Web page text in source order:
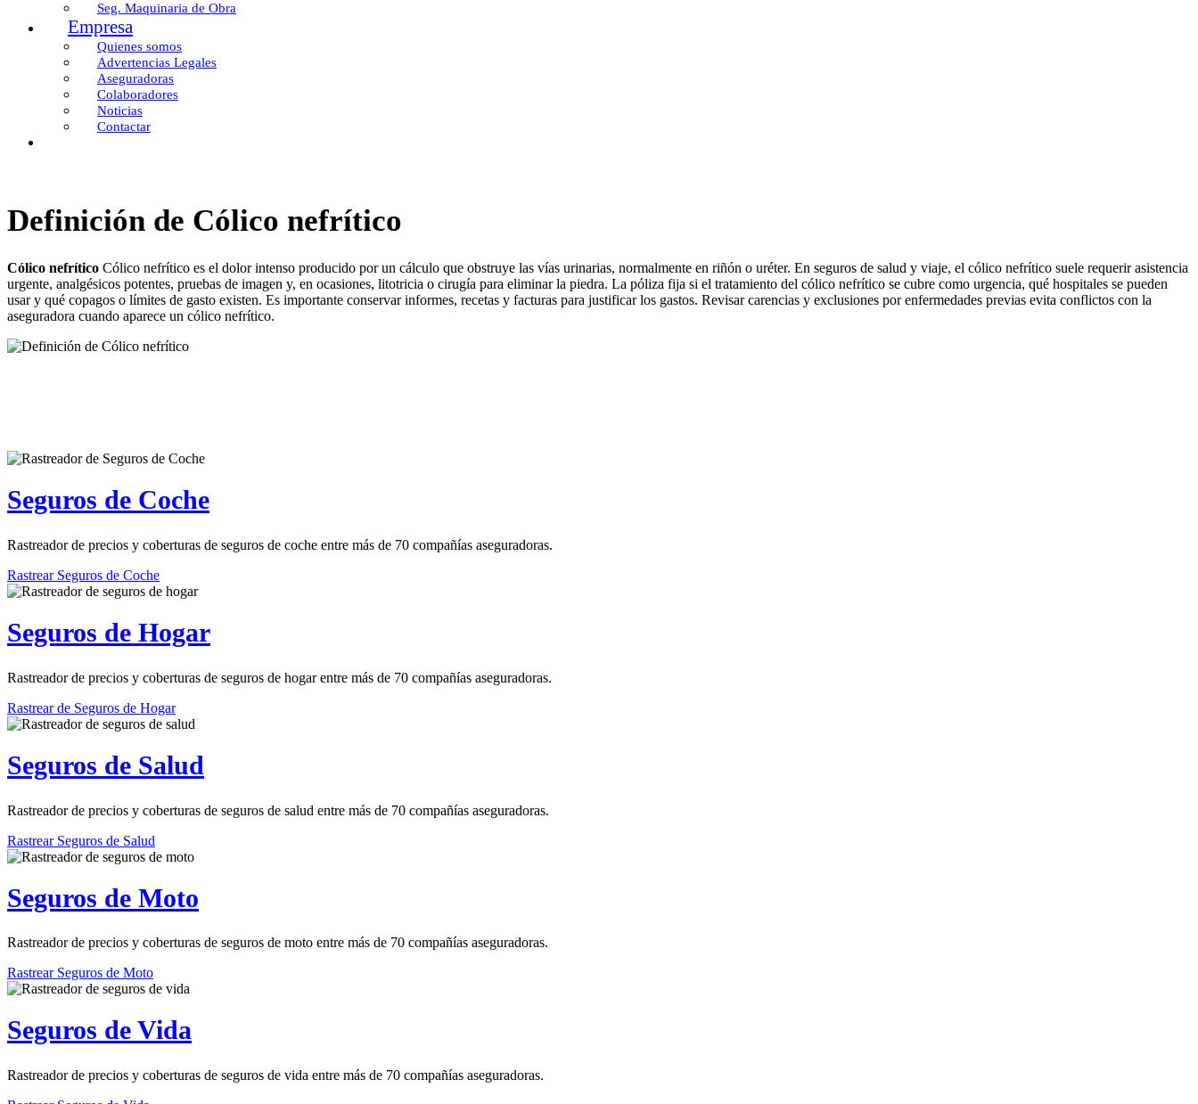
Seg. Maquinaria de Obra
Empresa
Quienes somos
Advertencias Legales
Aseguradoras
Colaboradores
Noticias
Contactar
Definición de Cólico nefrítico
Cólico nefrítico Cólico nefrítico es el dolor intenso producido por un cálculo que obstruye las vías urinarias, normalmente en riñón o uréter. En seguros de salud y viaje, el cólico nefrítico suele requerir asistencia
urgente, analgésicos potentes, pruebas de imagen y, en ocasiones, litotricia o cirugía para eliminar la piedra. La póliza fija si el tratamiento del cólico nefrítico se cubre como urgencia, qué hospitales se pueden
usar y qué copagos o límites de gasto existen. Es importante conservar informes, recetas y facturas para justificar los gastos. Revisar carencias y exclusiones por enfermedades previas evita conflictos con la
aseguradora cuando aparece un cólico nefrítico.
Seguros de Coche
Rastreador de precios y coberturas de seguros de coche entre más de 70 compañías aseguradoras.
Rastrear Seguros de Coche
Seguros de Hogar
Rastreador de precios y coberturas de seguros de hogar entre más de 70 compañías aseguradoras.
Rastrear de Seguros de Hogar
Seguros de Salud
Rastreador de precios y coberturas de seguros de salud entre más de 70 compañías aseguradoras.
Rastrear Seguros de Salud
Seguros de Moto
Rastreador de precios y coberturas de seguros de moto entre más de 70 compañías aseguradoras.
Rastrear Seguros de Moto
Seguros de Vida
Rastreador de precios y coberturas de seguros de vida entre más de 70 compañías aseguradoras.